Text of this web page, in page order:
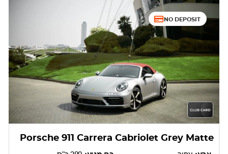
NO DEPOSIT
Porsche 911 Carrera Cabriolet Grey Matte